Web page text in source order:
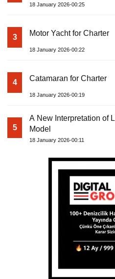
18 January 2026-00:25
3 Motor Yacht for Charter
18 January 2026-00:22
4 Catamaran for Charter
18 January 2026-00:19
5
A New Interpretation of
Model
18 January 2026-00:11